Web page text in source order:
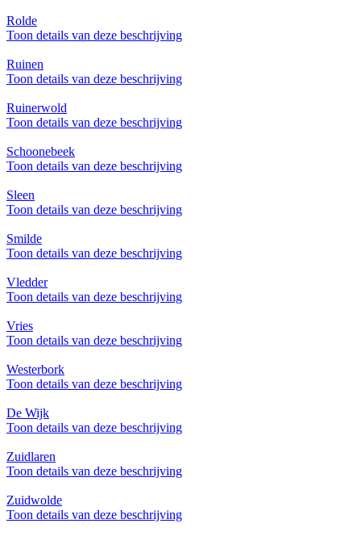
Rolde
Toon details van deze beschrijving
Ruinen
Toon details van deze beschrijving
Ruinerwold
Toon details van deze beschrijving
Schoonebeek
Toon details van deze beschrijving
Sleen
Toon details van deze beschrijving
Smilde
Toon details van deze beschrijving
Vledder
Toon details van deze beschrijving
Vries
Toon details van deze beschrijving
Westerbork
Toon details van deze beschrijving
De Wijk
Toon details van deze beschrijving
Zuidlaren
Toon details van deze beschrijving
Zuidwolde
Toon details van deze beschrijving